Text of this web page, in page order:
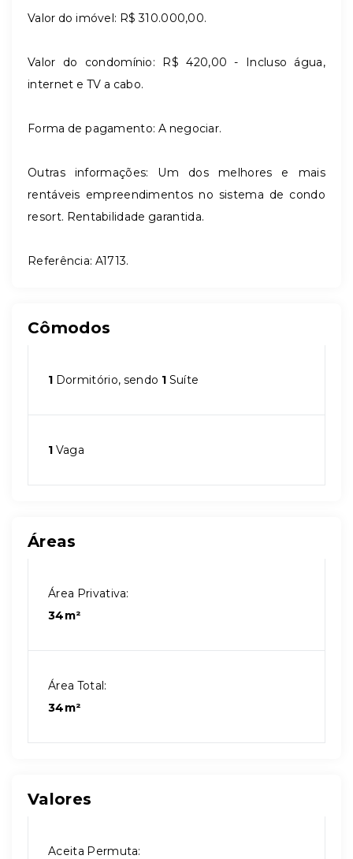
Valor do imóvel: R$ 310.000,00.
Valor do condomínio: R$ 420,00 - Incluso água,
internet e TV a cabo.
Forma de pagamento: A negociar.
Outras informações: Um dos melhores e mais
rentáveis empreendimentos no sistema de condo
resort. Rentabilidade garantida.
Referência: A1713.
Cômodos
1 Dormitório, sendo 1 Suíte
1 Vaga
Áreas
Área Privativa:
34m²
Área Total:
34m²
Valores
Aceita Permuta: